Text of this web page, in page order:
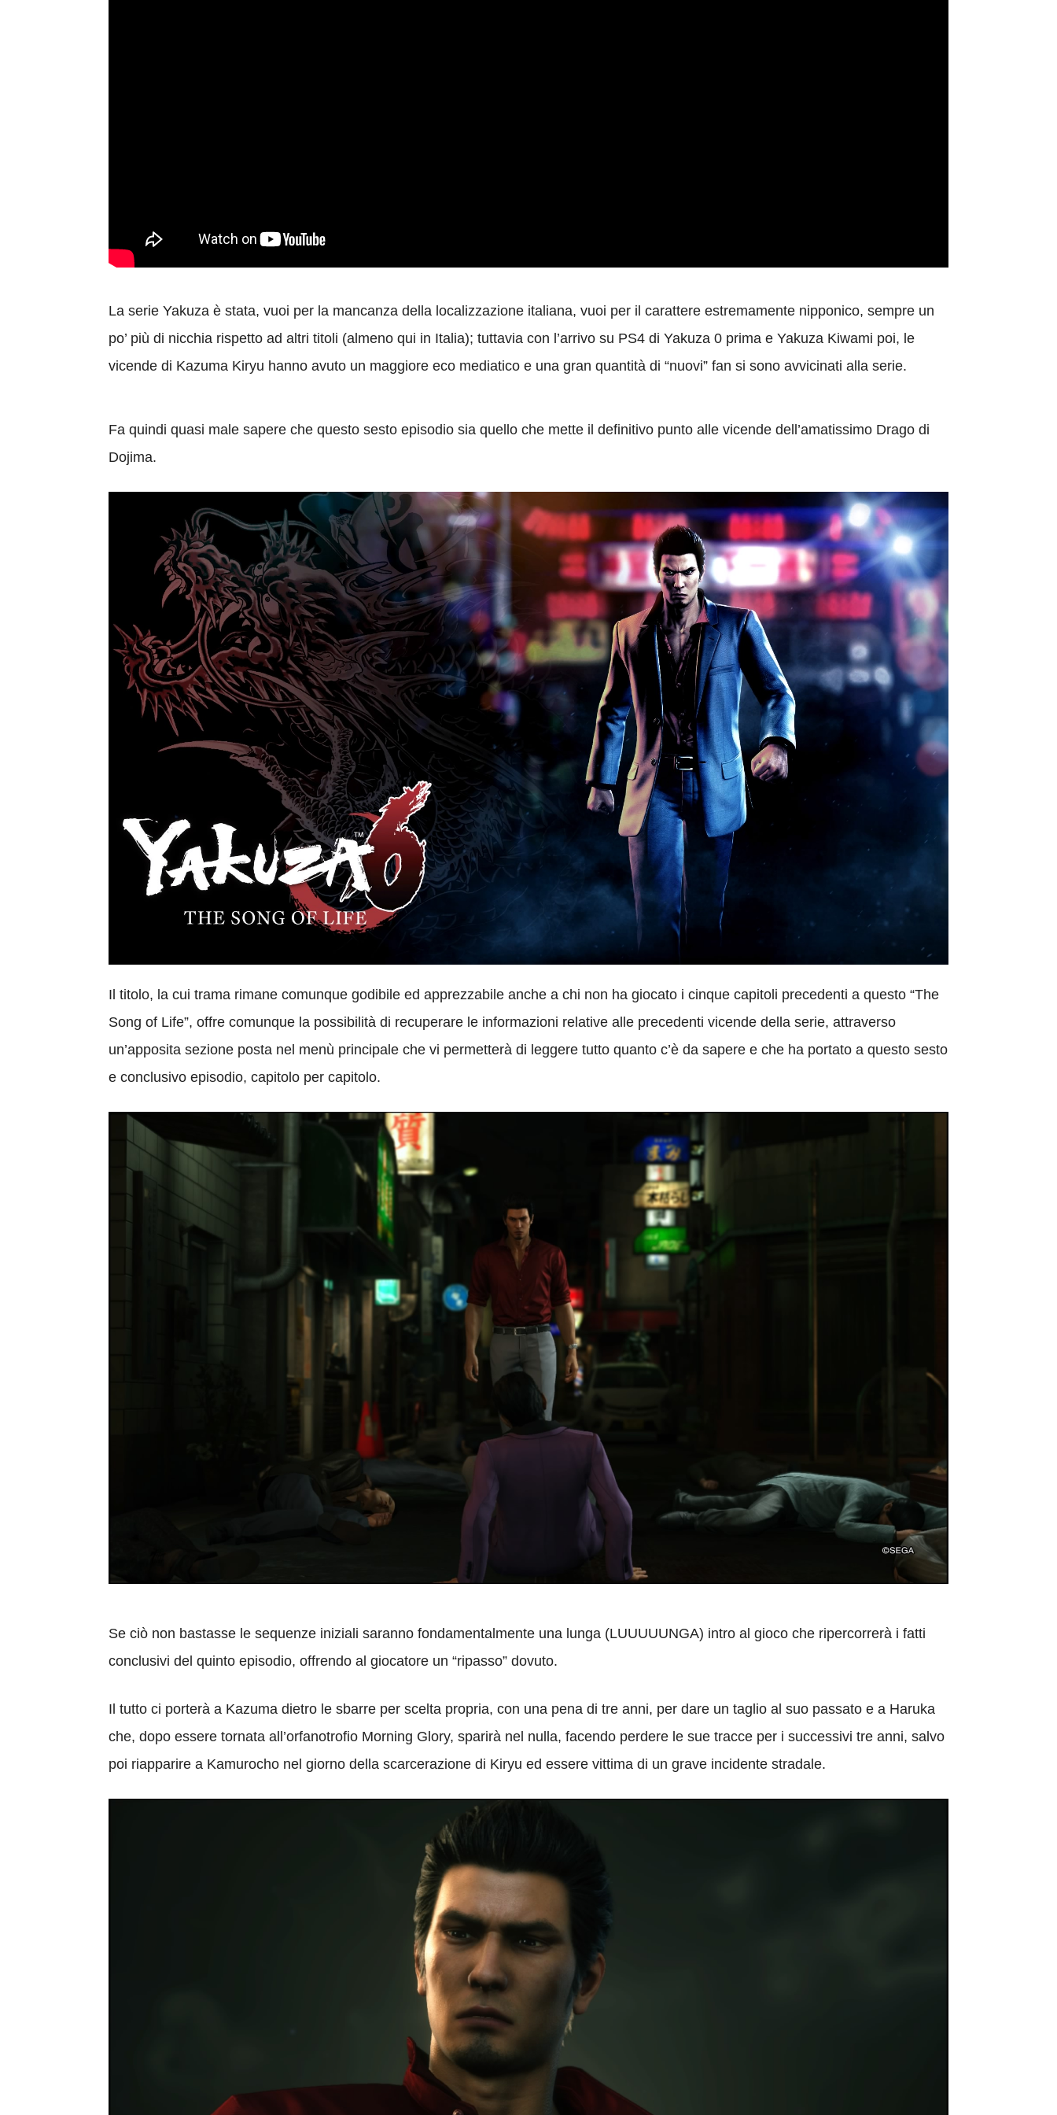
La serie Yakuza è stata, vuoi per la mancanza della localizzazione italiana, vuoi per il carattere estremamente nipponico, sempre un
po’ più di nicchia rispetto ad altri titoli (almeno qui in Italia); tuttavia con l’arrivo su PS4 di Yakuza 0 prima e Yakuza Kiwami poi, le
vicende di Kazuma Kiryu hanno avuto un maggiore eco mediatico e una gran quantità di “nuovi” fan si sono avvicinati alla serie.
Fa quindi quasi male sapere che questo sesto episodio sia quello che mette il definitivo punto alle vicende dell’amatissimo Drago di
Dojima.
Il titolo, la cui trama rimane comunque godibile ed apprezzabile anche a chi non ha giocato i cinque capitoli precedenti a questo “The
Song of Life”, offre comunque la possibilità di recuperare le informazioni relative alle precedenti vicende della serie, attraverso
un’apposita sezione posta nel menù principale che vi permetterà di leggere tutto quanto c’è da sapere e che ha portato a questo sesto
e conclusivo episodio, capitolo per capitolo.
Se ciò non bastasse le sequenze iniziali saranno fondamentalmente una lunga (LUUUUUNGA) intro al gioco che ripercorrerà i fatti
conclusivi del quinto episodio, offrendo al giocatore un “ripasso” dovuto.
Il tutto ci porterà a Kazuma dietro le sbarre per scelta propria, con una pena di tre anni, per dare un taglio al suo passato e a Haruka
che, dopo essere tornata all’orfanotrofio Morning Glory, sparirà nel nulla, facendo perdere le sue tracce per i successivi tre anni, salvo
poi riapparire a Kamurocho nel giorno della scarcerazione di Kiryu ed essere vittima di un grave incidente stradale.